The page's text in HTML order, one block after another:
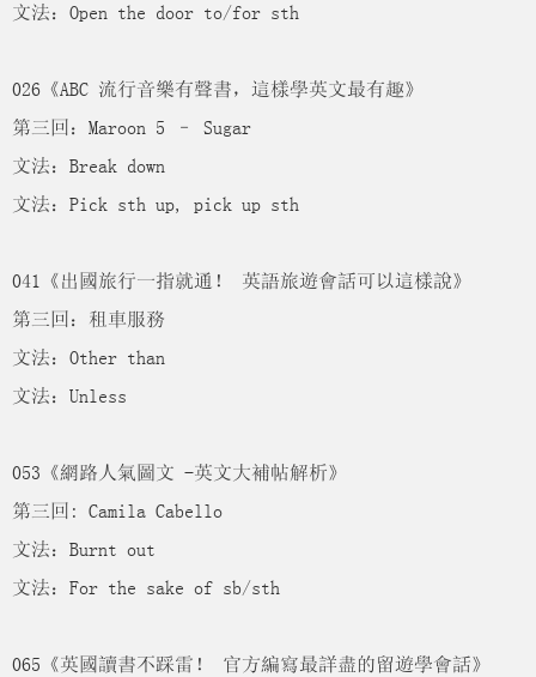
文法：Open the door to/for sth
026《ABC 流行音樂有聲書，這樣學英文最有趣》
第三回：Maroon 5 – Sugar
文法：Break down
文法：Pick sth up, pick up sth
041《出國旅行一指就通！ 英語旅遊會話可以這樣說》
第三回：租車服務
文法：Other than
文法：Unless
053《網路人氣圖文 -英文大補帖解析》
第三回: Camila Cabello
文法：Burnt out
文法：For the sake of sb/sth
065《英國讀書不踩雷！ 官方編寫最詳盡的留遊學會話》